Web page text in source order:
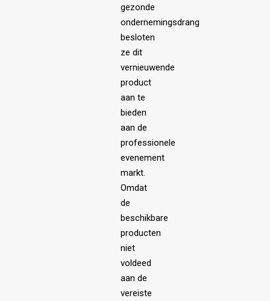
gezonde
ondernemingsdrang
besloten
ze dit
vernieuwende
product
aan te
bieden
aan de
professionele
evenement
markt.
Omdat
de
beschikbare
producten
niet
voldeed
aan de
vereiste